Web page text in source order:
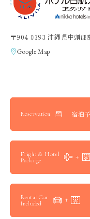
〒904-0393 沖縄県中頭郡
Google Map
Reservation 宿泊
Fright & Hotel
Package
Rental Car
Included